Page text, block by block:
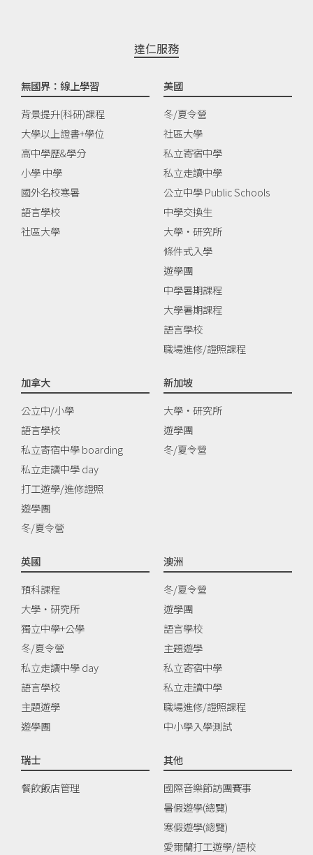
達仁服務
無國界：線上學習
背景提升(科研)課程
大學以上證書+學位
高中學歷&學分
小學 中學
國外名校寒暑
語言學校
社區大學
美國
冬/夏令營
社區大學
私立寄宿中學
私立走讀中學
公立中學 Public Schools
中學交換生
大學‧研究所
條件式入學
遊學團
中學暑期課程
大學暑期課程
語言學校
職場進修/證照課程
加拿大
公立中/小學
語言學校
私立寄宿中學 boarding
私立走讀中學 day
打工遊學/進修證照
遊學團
冬/夏令營
新加坡
大學‧研究所
遊學團
冬/夏令營
英國
預科課程
大學‧研究所
獨立中學+公學
冬/夏令營
私立走讀中學 day
語言學校
主題遊學
遊學團
澳洲
冬/夏令營
遊學團
語言學校
主題遊學
私立寄宿中學
私立走讀中學
職場進修/證照課程
中小學入學測試
瑞士
餐飲飯店管理
其他
國際音樂節訪團賽事
暑假遊學(總覽)
寒假遊學(總覽)
愛爾蘭打工遊學/語校